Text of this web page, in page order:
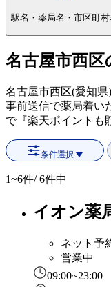
駅名・薬局名・市区町村
名古屋市西区
名古屋市西区(愛知
事前送信で薬局着い
で『楽天ポイントも
条件選択
1~6件/ 6件中
イオン薬
ネット予
営業中
09:00~23:00